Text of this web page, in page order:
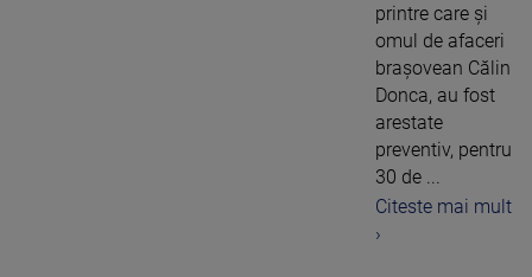
printre care şi
omul de afaceri
braşovean Călin
Donca, au fost
arestate
preventiv, pentru
30 de ...
Citeste mai mult
›